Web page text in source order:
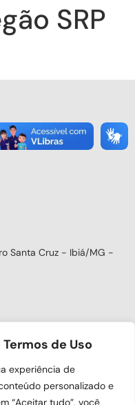
de Uso
experiência de
personalizado e
“Aceitar tudo”, você
SRP
Santa Cruz - Ibiá/MG -